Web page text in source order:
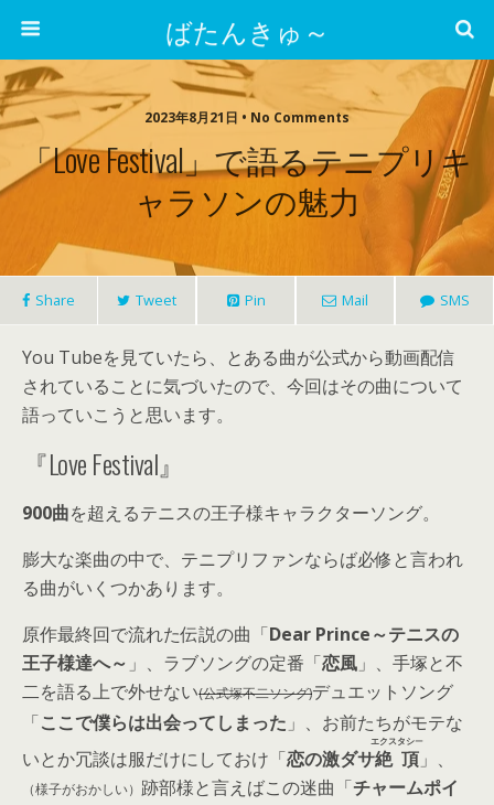
ばたんきゅ～
2023年8月21日 • No Comments
「Love Festival」で語るテニプリキ
ャラソンの魅力
Share Tweet Pin Mail SMS
You Tubeを見ていたら、とある曲が公式から動画配信
されていることに気づいたので、今回はその曲について
語っていこうと思います。
『Love Festival』
900曲を超えるテニスの王子様キャラクターソング。
膨大な楽曲の中で、テニプリファンならば必修と言われ
る曲がいくつかあります。
原作最終回で流れた伝説の曲「Dear Prince～テニスの
王子様達へ～ 」、ラブソングの定番「恋風 」、手塚と不
二を語る上で外せない(公式塚不二ソング)デュエットソング
「ここで僕らは出会ってしまった 」、お前たちがモテな
いとか冗談は服だけにしておけ「恋の激ダサ絶頂
エクスタシー
」、
（様子がおかしい） 跡部様と言えばこの迷曲「チャームポイ